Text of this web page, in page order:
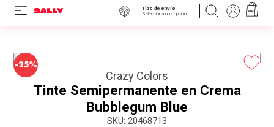
Tipo de envío
Selecciona una opción
-25%
Crazy Colors
Tinte Semipermanente en Crema
Bubblegum Blue
: 20468713